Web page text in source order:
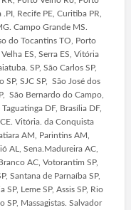
Recife PE, Curitiba PR,
Campo Grande MS.
do Tocantins TO, Porto
ES, Serra ES, Vitória
SP, São Carlos SP,
SP, SJC SP, São José dos
São Bernardo do Campo,
DF, Brasília DF,
Vitória. da Conquista
AM, Parintins AM,
AL, Sena.Madureira AC,
AC, Votorantim SP,
Santana de Parnaíba SP,
Leme SP, Assis SP, Rio
SP, Massagistas. Salvador